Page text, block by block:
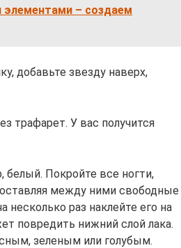
– создаем
добавьте звезду наверх,
трафарет. У вас получится
белый. Покройте все ногти,
между ними свободные
несколько раз наклейте его на
повредить нижний слой лака.
зеленым или голубым.